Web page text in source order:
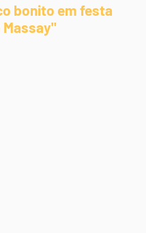
bonito em festa